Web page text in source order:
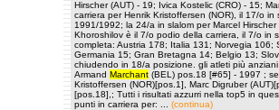
Hirscher (AUT) - 19; Ivica Kostelic (CRO) - 15;
carriera per Henrik Kristoffersen (NOR), il 17/o
1991/1992; la 24/a in slalom per Marcel
Khoroshilov è il 7/o podio della carriera, il 7/o in
completa: Austria 178; Italia 131; Norvegia
Germania 15; Gran Bretagna 14; Belgio 13;
chiudendo in 18/a posizione. gli atleti più
Armand Marchant (BEL) pos.18 [#65] - 1997 ;
Kristoffersen (NOR)[pos.1], Marc Digruber
[pos.18],; Tutti i risultati azzurri nella top5 in
punti in carriera per: ... (continua)